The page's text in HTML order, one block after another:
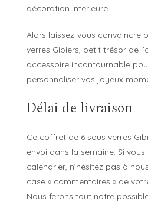
décoration intérieure.
Alors laissez-vous convaincre
verres Gibiers, petit trésor de
accessoire incontournable
personnaliser vos joyeux
Délai de livraison
Ce coffret de 6 sous verres
envoi dans la semaine. Si
calendrier, n’hésitez pas à
case « commentaires » de
Nous ferons tout notre